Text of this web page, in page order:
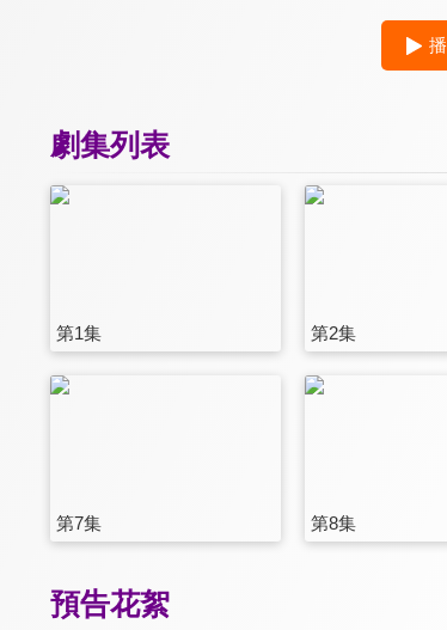
劇集列表
第1集 第2集
第7集 第8集
預告花絮